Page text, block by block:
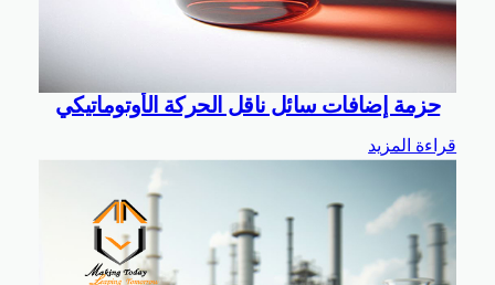
حزمة إضافات سائل ناقل الحركة الأوتوماتيكي
قراءة المزيد